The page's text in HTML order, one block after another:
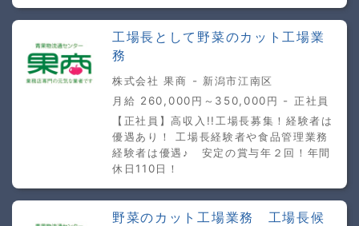
工場長として野菜のカット工場業
務
株式会社 果商 - 新潟市江南区
月給 260,000円～350,000円 - 正社員
【正社員】高収入!!工場長募集！経験者は
優遇あり！ 工場長経験者や食品管理業務
経験者は優遇♪ 安定の賞与年２回！年間
休日110日！
野菜のカット工場業務 工場長候